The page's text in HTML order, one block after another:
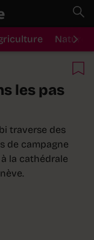
Nature
les pas
traverse des
de campagne
la cathédrale